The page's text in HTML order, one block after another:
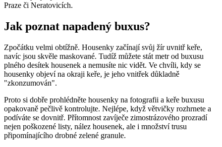
Praze či Neratovicích.
Jak poznat napadený buxus?
Zpočátku velmi obtížně. Housenky začínají svůj žír uvnitř keře,
navíc jsou skvěle maskované. Tudíž můžete stát metr od buxusu
plného desítek housenek a nemusíte nic vidět. Ve chvíli, kdy se
housenky objeví na okraji keře, je jeho vnitřek důkladně
"zkonzumován".
Proto si dobře prohlédněte housenky na fotografii a keře buxusu
opakovaně pečlivě kontrolujte. Nejlépe, když větvičky rozhrnete a
podíváte se dovnitř. Přítomnost zavíječe zimostrázového prozradí
nejen poškozené listy, nález housenek, ale i množství trusu
připomínajícího drobné zelené granule.